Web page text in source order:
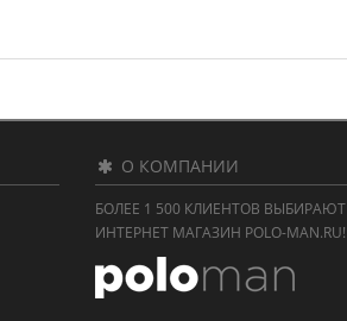
О КОМПАНИИ
БОЛЕЕ 1 500 КЛИЕНТОВ ВЫБИРАЮТ
ИНТЕРНЕТ МАГАЗИН POLO-MAN.RU!